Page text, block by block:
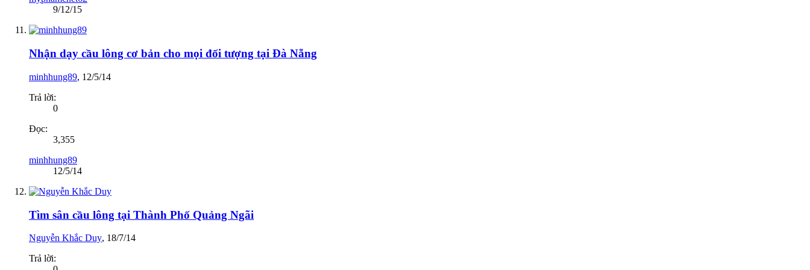
9/12/15
Nhận dạy cầu lông cơ bản cho mọi đối tượng tại Đà Nẵng
minhhung89, 12/5/14
Trả lời:
0
Đọc:
3,355
minhhung89
12/5/14
Tìm sân cầu lông tại Thành Phố Quảng Ngãi
Nguyễn Khắc Duy, 18/7/14
Trả lời: